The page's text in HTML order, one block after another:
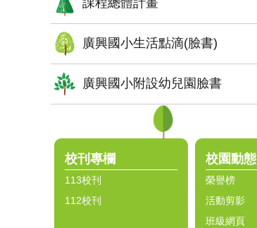
廣興國小生活點滴(臉書)
廣興國小附設幼兒園臉書
校刊專欄
113校刊
112校刊
校園動態
榮譽榜
活動剪影
班級網頁